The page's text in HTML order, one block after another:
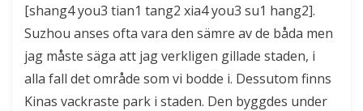
[shang4 you3 tian1 tang2 xia4 you3 su1 hang2].
Suzhou anses ofta vara den sämre av de båda men
jag måste säga att jag verkligen gillade staden, i
alla fall det område som vi bodde i. Dessutom finns
Kinas vackraste park i staden. Den byggdes under